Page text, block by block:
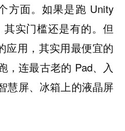
方面。如果是跑 Unity
实门槛还是有的。但
应用，其实用最便宜的
，连最古老的 Pad、入
慧屏、冰箱上的液晶屏